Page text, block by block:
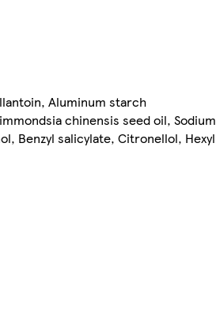
Aluminum starch
chinensis seed oil, Sodium
Benzyl salicylate, Citronellol, Hexyl